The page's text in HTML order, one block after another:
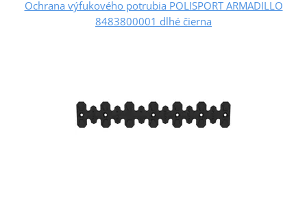
Ochrana výfukového potrubia POLISPORT ARMADILLO
8483800001 dlhé čierna